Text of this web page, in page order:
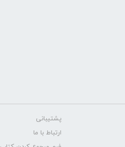
پشتیبانی
ارتباط با ما